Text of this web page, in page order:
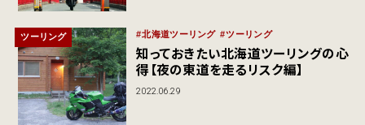
ツーリング 北海道ツーリング ツーリング
知っておきたい北海道ツーリングの心
得【夜の東道を走るリスク編】
2022.06.29